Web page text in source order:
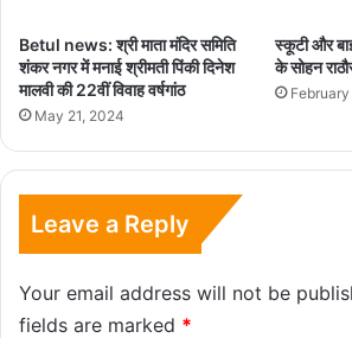
Betul news: श्री माता मंदिर समिति
शंकर नगर में मनाई श्रीमती पिंकी दिनेश
मालवी की 22वीं विवाह वर्षगांठ
May 21, 2024
स्कूटी और
के सोहन
Leave a Reply
Your email address will not be
fields are marked *